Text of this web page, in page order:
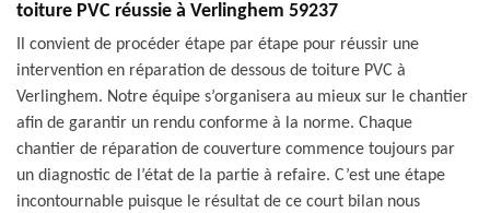
toiture PVC réussie à Verlinghem 59237
Il convient de procéder étape par étape pour réussir une
intervention en réparation de dessous de toiture PVC à
Verlinghem. Notre équipe s’organisera au mieux sur le chantier
afin de garantir un rendu conforme à la norme. Chaque
chantier de réparation de couverture commence toujours par
un diagnostic de l’état de la partie à refaire. C’est une étape
incontournable puisque le résultat de ce court bilan nous